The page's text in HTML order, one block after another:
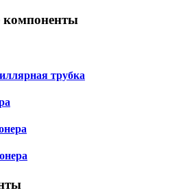
компоненты
трубка